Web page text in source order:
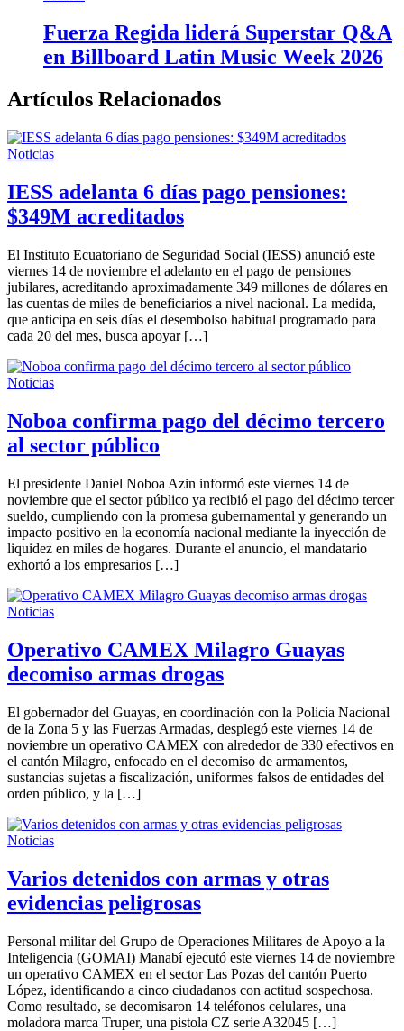
Fuerza Regida liderá Superstar Q&A
en Billboard Latin Music Week 2026
Artículos Relacionados
Noticias
IESS adelanta 6 días pago pensiones:
$349M acreditados
El Instituto Ecuatoriano de Seguridad Social (IESS) anunció este
viernes 14 de noviembre el adelanto en el pago de pensiones
jubilares, acreditando aproximadamente 349 millones de dólares en
las cuentas de miles de beneficiarios a nivel nacional. La medida,
que anticipa en seis días el desembolso habitual programado para
cada 20 del mes, busca apoyar […]
Noticias
Noboa confirma pago del décimo tercero
al sector público
El presidente Daniel Noboa Azin informó este viernes 14 de
noviembre que el sector público ya recibió el pago del décimo tercer
sueldo, cumpliendo con la promesa gubernamental y generando un
impacto positivo en la economía nacional mediante la inyección de
liquidez en miles de hogares. Durante el anuncio, el mandatario
exhortó a los empresarios […]
Noticias
Operativo CAMEX Milagro Guayas
decomiso armas drogas
El gobernador del Guayas, en coordinación con la Policía Nacional
de la Zona 5 y las Fuerzas Armadas, desplegó este viernes 14 de
noviembre un operativo CAMEX con alrededor de 330 efectivos en
el cantón Milagro, enfocado en el decomiso de armamentos,
sustancias sujetas a fiscalización, uniformes falsos de entidades del
orden público, y la […]
Noticias
Varios detenidos con armas y otras
evidencias peligrosas
Personal militar del Grupo de Operaciones Militares de Apoyo a la
Inteligencia (GOMAI) Manabí ejecutó este viernes 14 de noviembre
un operativo CAMEX en el sector Las Pozas del cantón Puerto
López, identificando a cinco ciudadanos con actitud sospechosa.
Como resultado, se decomisaron 14 teléfonos celulares, una
moladora marca Truper, una pistola CZ serie A32045 […]